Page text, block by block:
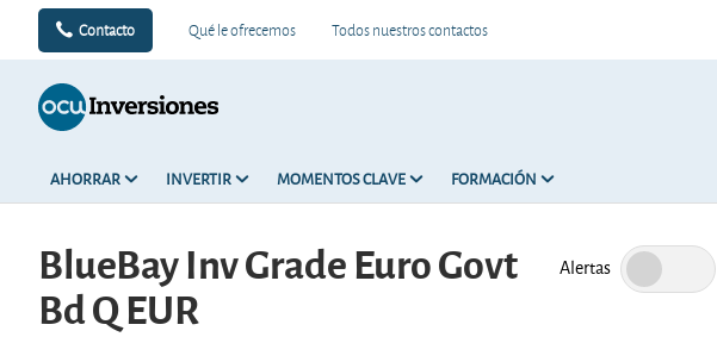
Contacto Qué le ofrecemos Todos nuestros contactos
AHORRAR INVERTIR MOMENTOS CLAVE FORMACIÓN
BlueBay Inv Grade Euro Govt
Bd Q EUR
Alertas